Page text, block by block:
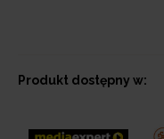
Produkt dostępny w: